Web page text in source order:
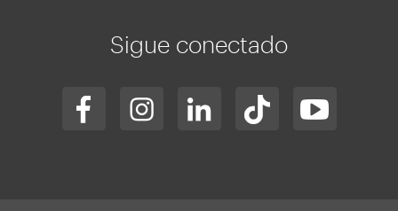
Sigue conectado